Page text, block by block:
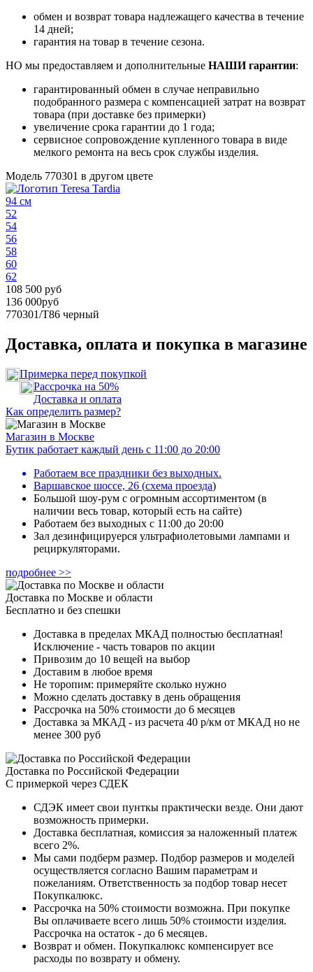
обмен и возврат товара надлежащего качества в течение
14 дней;
гарантия на товар в течение сезона.
НО мы предоставляем и дополнительные НАШИ гарантии:
гарантированный обмен в случае неправильно
подобранного размера с компенсацией затрат на возврат
товара (при доставке без примерки)
увеличение срока гарантии до 1 года;
сервисное сопровождение купленного товара в виде
мелкого ремонта на весь срок службы изделия.
Модель 770301 в другом цвете
94 см
52
54
56
58
60
62
108 500 руб
136 000руб
770301/T86 черный
Доставка, оплата и покупка в магазине
Примерка перед покупкой
Рассрочка на 50%
Доставка и оплата
Как определить размер?
Магазин в Москве
Бутик работает каждый день с 11:00 до 20:00
Работаем все праздники без выходных.
Варшавское шоссе, 26 (схема проезда)
Большой шоу-рум с огромным ассортиментом (в
наличии весь товар, который есть на сайте)
Работаем без выходных с 11:00 до 20:00
Зал дезинфицируерся ультрафиолетовыми лампами и
рециркуляторами.
подробнее >>
Доставка по Москве и области
Бесплатно и без спешки
Доставка в пределах МКАД полностью бесплатная!
Исключение - часть товаров по акции
Привозим до 10 вещей на выбор
Доставим в любое время
Не торопим: примеряйте сколько нужно
Можно сделать доставку в день обращения
Рассрочка на 50% стоимости до 6 месяцев
Доставка за МКАД - из расчета 40 р/км от МКАД но не
менее 300 руб
Доставка по Российской Федерации
С примеркой через СДЕК
СДЭК имеет свои пунткы практически везде. Они дают
возможность примерки.
Доставка бесплатная, комиссия за наложенный платеж
всего 2%.
Мы сами подберм размер. Подбор размеров и моделей
осуществляется согласно Вашим параметрам и
пожеланиям. Ответственность за подбор товар несет
Покупкалюкс.
Рассрочка на 50% стоимости возможна. При покупке
Вы оплачиваете всего лишь 50% стоимости изделия.
Рассрочка на остаток - до 6 месяцев.
Возврат и обмен. Покупкалюкс компенсирует все
расходы по возврату и обмену.